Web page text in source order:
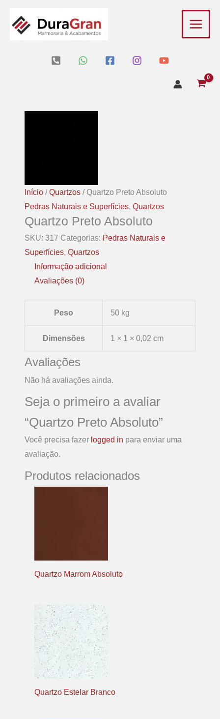
para
Início /Quartzos / Quartzo Preto Absoluto
Pedras Naturais e Superfícies, Quartzos
Quartzo Preto Absoluto
SKU: 317 Categorias: Pedras Naturais e
Superfícies, Quartzos
Informação adicional
Avaliações (0)
Peso 50 kg
Dimensões 1 × 1 × 0,02 cm
Avaliações
Não há avaliações ainda.
Seja o primeiro a avaliar
“Quartzo Preto Absoluto”
Você precisa fazer logged in para enviar uma
avaliação.
Produtos relacionados
Quartzo Marrom Absoluto
Quartzo Estelar Branco